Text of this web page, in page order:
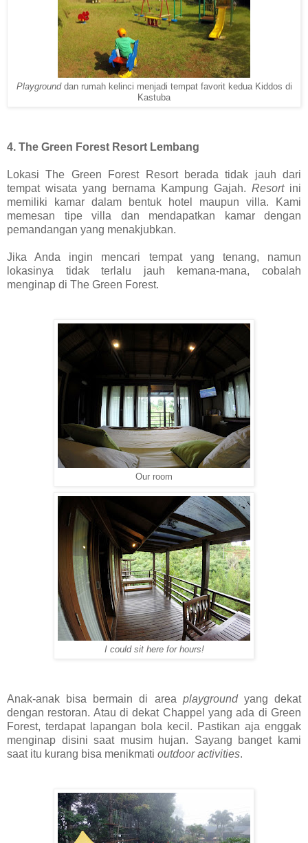
Playground dan rumah kelinci menjadi tempat favorit kedua Kiddos di
Kastuba
4. The Green Forest Resort Lembang
Lokasi The Green Forest Resort berada tidak jauh dari
tempat wisata yang bernama Kampung Gajah. Resortini
memiliki kamar dalam bentuk hotel maupun villa. Kami
memesan tipe villa dan mendapatkan kamar dengan
pemandangan yang menakjubkan.
Jika Anda ingin mencari tempat yang tenang, namun
lokasinya tidak terlalu jauh kemana-mana, cobalah
menginap di The Green Forest.
Our room
I could sit here for hours!
Anak-anak bisa bermain di area playgroundyang dekat
dengan restoran. Atau di dekat Chappel yang ada di Green
Forest, terdapat lapangan bola kecil. Pastikan aja enggak
menginap disini saat musim hujan. Sayang banget kami
saat itu kurang bisa menikmati outdoor activities.